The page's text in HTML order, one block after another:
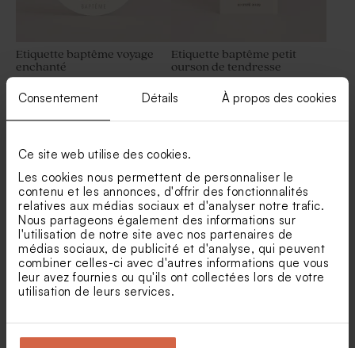
Consentement Détails À propos des cookies
Ce site web utilise des cookies.
Les cookies nous permettent de personnaliser le
contenu et les annonces, d'offrir des fonctionnalités
relatives aux médias sociaux et d'analyser notre trafic.
Nous partageons également des informations sur
l'utilisation de notre site avec nos partenaires de
médias sociaux, de publicité et d'analyse, qui peuvent
combiner celles-ci avec d'autres informations que vous
leur avez fournies ou qu'ils ont collectées lors de votre
utilisation de leurs services.
Moulin à vent baptême beige
et son crayon gris
Contenant à dragées
baptême rond velours sable
Petit pot en verre dépoli
baptême sable
Botao branco blanc
Etiquette baptême voyage
enchanté
Etiquette baptême petit
ourson de tendresse
Étiquette baptême brindille
verte
Etiquette baptême forme
d'ours